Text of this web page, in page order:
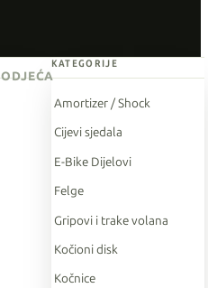
KATEGORIJE
Amortizer / Shock
Cijevi sjedala
E-Bike Dijelovi
Felge
Gripovi i trake volana
Kočioni disk
Kočnice
ODJEĆA